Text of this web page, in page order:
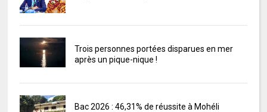
Trois personnes portées disparues en mer
après un pique-nique !
Bac 2026 : 46,31% de réussite à Mohéli